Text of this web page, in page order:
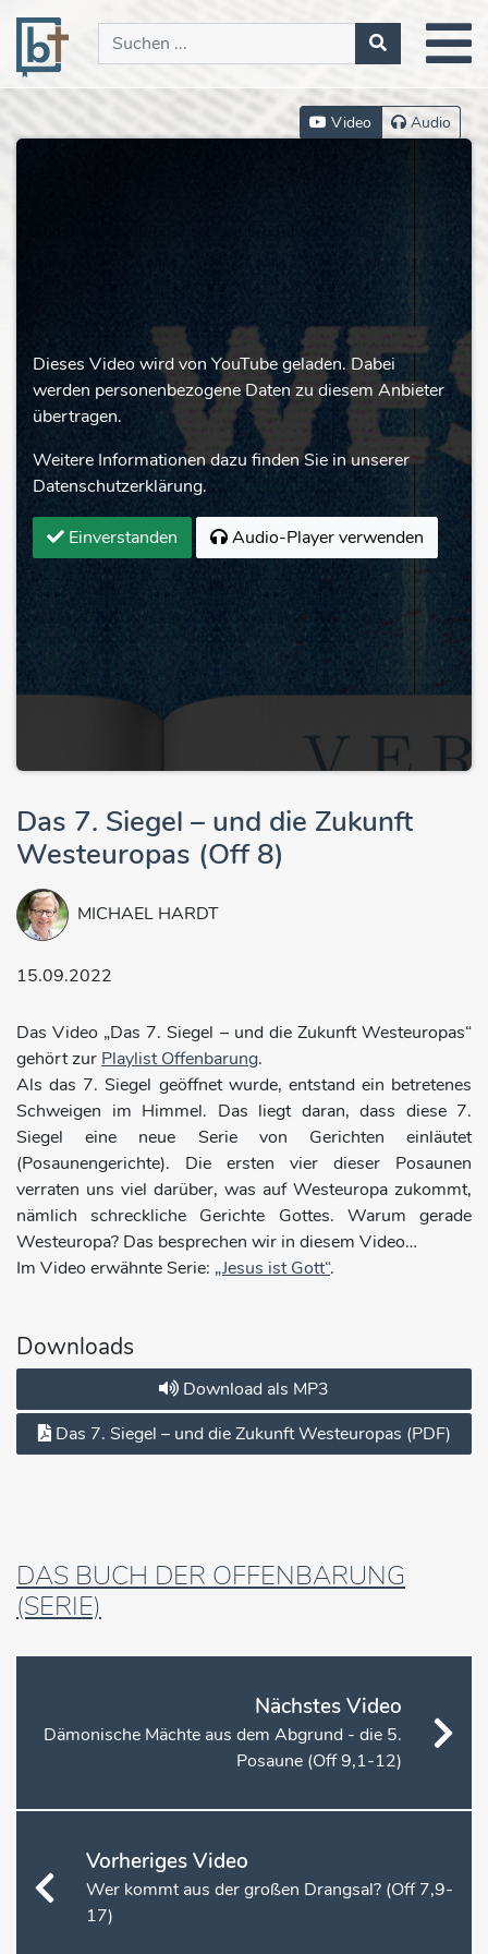
Video Audio
Dieses Video wird von YouTube geladen. Dabei
werden personenbezogene Daten zu diesem Anbieter
übertragen.
Weitere Informationen dazu finden Sie in unserer
Datenschutzerklärung.
Einverstanden Audio-Player verwenden
Das 7. Siegel – und die Zukunft
Westeuropas (Off 8)
MICHAEL HARDT
15.09.2022
Das Video „Das 7. Siegel – und die Zukunft Westeuropas“
gehört zur Playlist Offenbarung.
Als das 7. Siegel geöffnet wurde, entstand ein betretenes
Schweigen im Himmel. Das liegt daran, dass diese 7.
Siegel eine neue Serie von Gerichten einläutet
(Posaunengerichte). Die ersten vier dieser Posaunen
verraten uns viel darüber, was auf Westeuropa zukommt,
nämlich schreckliche Gerichte Gottes. Warum gerade
Westeuropa? Das besprechen wir in diesem Video…
Im Video erwähnte Serie: „Jesus ist Gott“.
Downloads
Download als MP3
Das 7. Siegel – und die Zukunft Westeuropas (PDF)
DAS BUCH DER OFFENBARUNG
(SERIE)
Nächstes Video
Dämonische Mächte aus dem Abgrund - die 5.
Posaune (Off 9,1-12)
Vorheriges Video
Wer kommt aus der großen Drangsal? (Off 7,9-
17)